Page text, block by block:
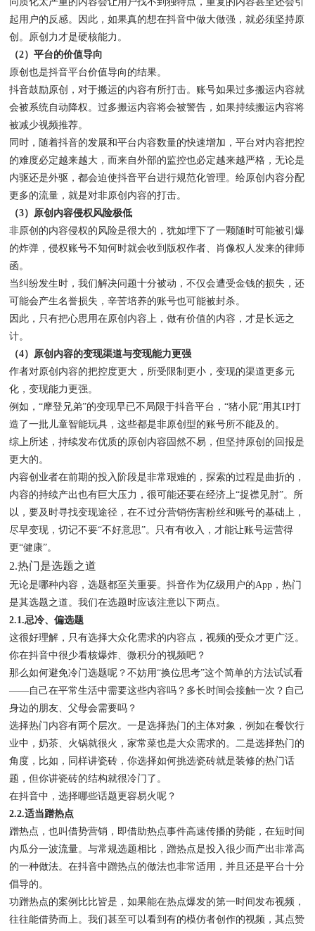
起用户的反感。因此，如果真的想在抖音中做大做强，就必须坚持原
创。原创力才是硬核能力。
（2）平台的价值导向
原创也是抖音平台价值导向的结果。
抖音鼓励原创，对于搬运的内容有所打击。账号如果过多搬运内容就
会被系统自动降权。过多搬运内容将会被警告，如果持续搬运内容将
被减少视频推荐。
同时，随着抖音的发展和平台内容数量的快速增加，平台对内容把控
的难度必定越来越大，而来自外部的监控也必定越来越严格，无论是
内驱还是外驱，都会迫使抖音平台进行规范化管理。给原创内容分配
更多的流量，就是对非原创内容的打击。
（3）原创内容侵权风险极低
非原创的内容侵权的风险是很大的，犹如埋下了一颗随时可能被引爆
的炸弹，侵权账号不知何时就会收到版权作者、肖像权人发来的律师
函。
当纠纷发生时，我们解决问题十分被动，不仅会遭受金钱的损失，还
可能会产生名誉损失，辛苦培养的账号也可能被封杀。
因此，只有把心思用在原创内容上，做有价值的内容，才是长远之
计。
（4）原创内容的变现渠道与变现能力更强
作者对原创内容的把控度更大，所受限制更小，变现的渠道更多元
化，变现能力更强。
例如，“摩登兄弟”的变现早已不局限于抖音平台，“猪小屁”用其IP打
造了一批儿童智能玩具，这些都是非原创型的账号所不能及的。
综上所述，持续发布优质的原创内容固然不易，但坚持原创的回报是
更大的。
内容创业者在前期的投入阶段是非常艰难的，探索的过程是曲折的，
内容的持续产出也有巨大压力，很可能还要在经济上“捉襟见肘”。所
以，要及时寻找变现途径，在不过分营销伤害粉丝和账号的基础上，
尽早变现，切记不要“不好意思”。只有有收入，才能让账号运营得
更“健康”。
2.热门是选题之道
无论是哪种内容，选题都至关重要。抖音作为亿级用户的App，热门
是其选题之道。我们在选题时应该注意以下两点。
2.1.忌冷、偏选题
这很好理解，只有选择大众化需求的内容点，视频的受众才更广泛。
你在抖音中很少看核爆炸、微积分的视频吧？
那么如何避免冷门选题呢？不妨用“换位思考”这个简单的方法试试看
——自己在平常生活中需要这些内容吗？多长时间会接触一次？自己
身边的朋友、父母会需要吗？
选择热门内容有两个层次。一是选择热门的主体对象，例如在餐饮行
业中，奶茶、火锅就很火，家常菜也是大众需求的。二是选择热门的
角度，比如，同样讲瓷砖，你选择如何挑选瓷砖就是装修的热门话
题，但你讲瓷砖的结构就很冷门了。
在抖音中，选择哪些话题更容易火呢？
2.2.适当蹭热点
蹭热点，也叫借势营销，即借助热点事件高速传播的势能，在短时间
内瓜分一波流量。与常规选题相比，蹭热点是投入很少而产出非常高
的一种做法。在抖音中蹭热点的做法也非常适用，并且还是平台十分
倡导的。
功蹭热点的案例比比皆是，如果能在热点爆发的第一时间发布视频，
往往能借势而上。我们甚至可以看到有的模仿者创作的视频，其点赞